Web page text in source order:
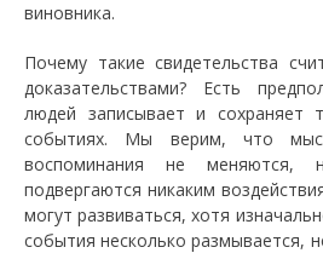
виновника.
Почему такие свидетельства
доказательствами? Есть
людей записывает и сохраняет
событиях. Мы верим, что
воспоминания не
подвергаются никаким
могут развиваться, хотя
события несколько размывается,